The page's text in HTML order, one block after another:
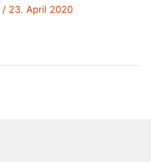
/ 23. April 2020